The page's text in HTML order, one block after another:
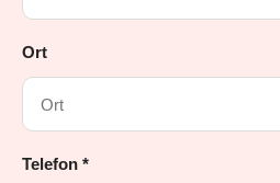
Ort
Telefon *